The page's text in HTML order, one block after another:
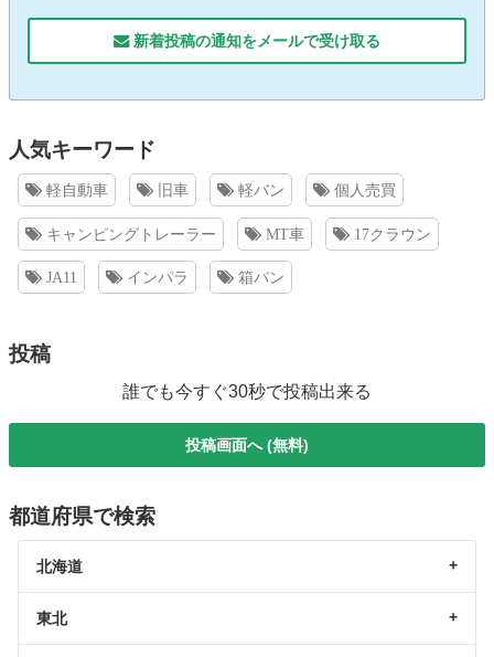
新着投稿の通知をメールで受け取る
人気キーワード
軽自動車 旧車 軽バン 個人売買
キャンピングトレーラー MT車 17クラウン
JA11 インパラ 箱バン
投稿
誰でも今すぐ30秒で投稿出来る
投稿画面へ (無料)
都道府県で検索
北海道
東北